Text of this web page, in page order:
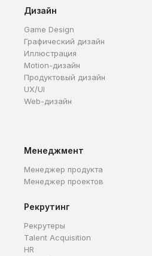
Дизайн
Game Design
Графический дизайн
Иллюстрация
Motion-дизайн
Продуктовый дизайн
UX/UI
Web-дизайн
Менеджмент
Менеджер продукта
Менеджер проектов
Рекрутинг
Рекрутеры
Talent Acquisition
HR